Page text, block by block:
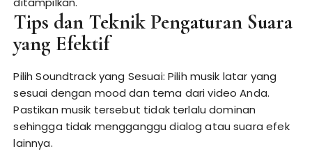
Tips dan Teknik Pengaturan Suara
yang Efektif
Pilih Soundtrack yang Sesuai: Pilih musik latar yang
sesuai dengan mood dan tema dari video Anda.
Pastikan musik tersebut tidak terlalu dominan
sehingga tidak mengganggu dialog atau suara efek
lainnya.